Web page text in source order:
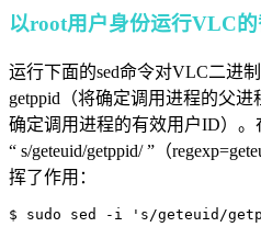
以root用户身份运行VLC
运行下面的sed命令对VLC二进
getppid（将确定调用进程的父进
确定调用进程的有效用户ID）。
“ s/geteuid/getppid/ ”（
挥了作用：
$ sudo sed -i 's/geteuid/